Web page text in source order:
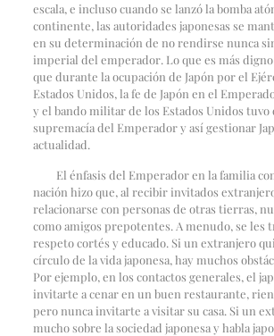
escala, e incluso cuando se lanzó la bomba
continente, las autoridades japonesas se
en su determinación de no rendirse nunca
imperial del emperador. Lo que es más
que durante la ocupación de Japón por el
Estados Unidos, la fe de Japón en el
y el bando militar de los Estados Unidos tuvo
supremacía del Emperador y así gestionar
actualidad.
El énfasis del Emperador en la familia
nación hizo que, al recibir invitados
relacionarse con personas de otras tierras,
como amigos prepotentes. A menudo, se les
respeto cortés y educado. Si un extranjero
círculo de la vida japonesa, hay muchos
Por ejemplo, en los contactos generales, el
invitarte a cenar en un buen restaurante,
pero nunca invitarte a visitar su casa. Si un
mucho sobre la sociedad japonesa y habla